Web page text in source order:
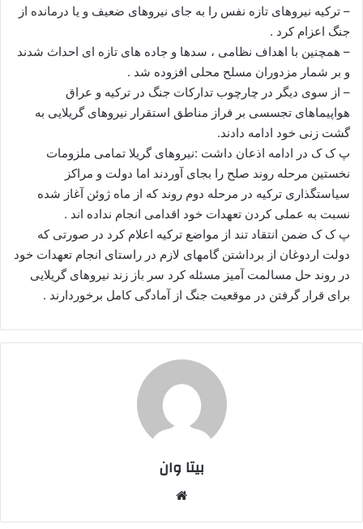
– ترکیه نیروهای تازه نفس را به جای نیروهای ضعیف و یا درمانده از
جنگ اعزام کرد .
– همچنین با اهداف نظامی ، سدها و جاده های تازه ای احداث شدند
و بر شمار مزدوران مسلح محلی افزوده شد .
– از سوی دیگر در چارچوب تدارکات جنگ در ترکیه و عراق
هواپیماهای تجسسی بر فراز مناطق استقرار نیروهای گریلایی به
گشت زنی خود ادامه دادند.
پ ک ک در ادامه اذعان داشت :نیروهای گریلا تمامی ملزومات
نخستین مرحله روند صلح را بجای آوردند اما دولت و مراکز
سیاستگذاری ترکیه در مرحله دوم روند که از ماه ژوئن آغاز شده
نسبت به عملی کردن تعهدات خود اقدامی انجام نداده اند .
پ ک ک ضمن انتقاد تند از مواضع ترکیه اعلام کرد در صورتی که
دولت اردوغان از برداشتن گامهای لازم در راستای انجام تعهدات خود
در روند حل مسالمت آمیز مسئله کرد سر باز زند نیروهای گریلایی
برای قرار گرفتن در موقعیت جنگ از آمادگی کامل برخوردارند .
بیتا وان